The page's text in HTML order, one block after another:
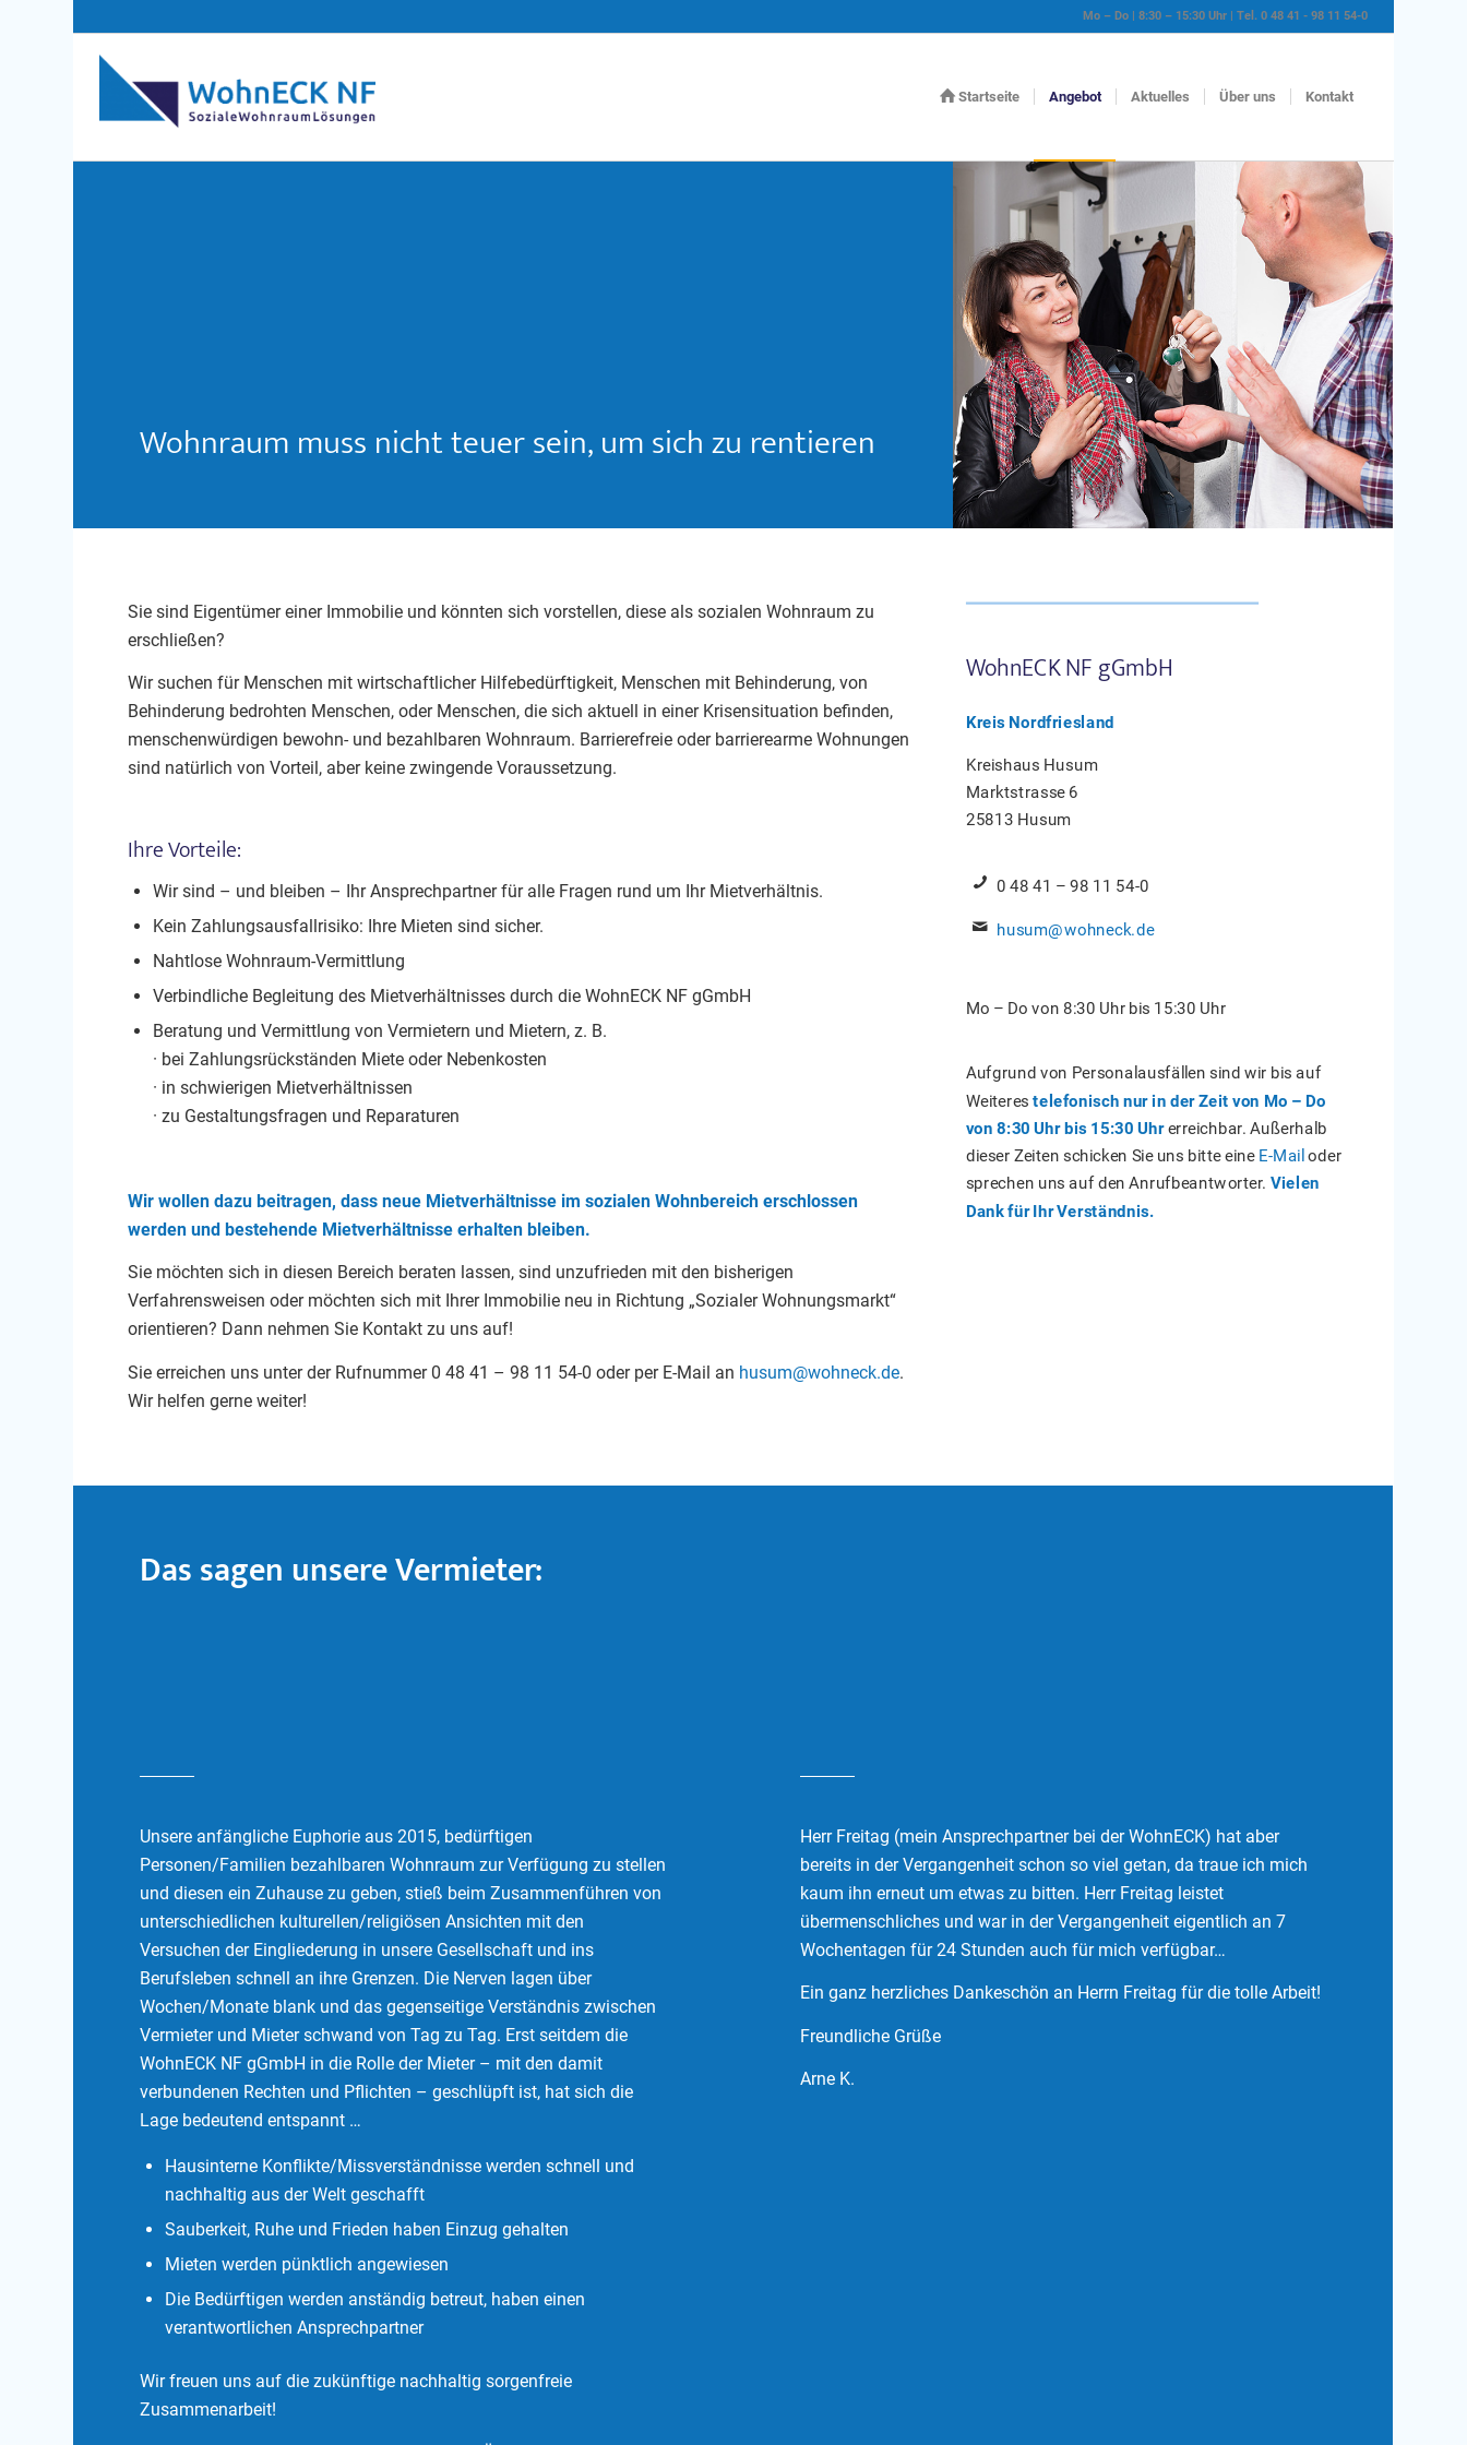
Mo – Do | 8:30 – 15:30 Uhr | Tel. 0 48 41 - 98 11 54-0
Startseite Angebot Aktuelles Über uns Kontakt
Wohnraum muss nicht teuer sein, um sich zu rentieren
Sie sind Eigentümer einer Immobilie und könnten sich vorstellen, diese als sozialen Wohnraum zu
erschließen?
Wir suchen für Menschen mit wirtschaftlicher Hilfebedürftigkeit, Menschen mit Behinderung, von
Behinderung bedrohten Menschen, oder Menschen, die sich aktuell in einer Krisensituation befinden,
menschenwürdigen bewohn- und bezahlbaren Wohnraum. Barrierefreie oder barrierearme Wohnungen
sind natürlich von Vorteil, aber keine zwingende Voraussetzung.
Ihre Vorteile:
Wir sind – und bleiben – Ihr Ansprechpartner für alle Fragen rund um Ihr Mietverhältnis.
Kein Zahlungsausfallrisiko: Ihre Mieten sind sicher.
Nahtlose Wohnraum-Vermittlung
Verbindliche Begleitung des Mietverhältnisses durch die WohnECK NF gGmbH
Beratung und Vermittlung von Vermietern und Mietern, z. B.
· bei Zahlungsrückständen Miete oder Nebenkosten
· in schwierigen Mietverhältnissen
· zu Gestaltungsfragen und Reparaturen
Wir wollen dazu beitragen, dass neue Mietverhältnisse im sozialen Wohnbereich erschlossen
werden und bestehende Mietverhältnisse erhalten bleiben.
Sie möchten sich in diesen Bereich beraten lassen, sind unzufrieden mit den bisherigen
Verfahrensweisen oder möchten sich mit Ihrer Immobilie neu in Richtung „Sozialer Wohnungsmarkt“
orientieren? Dann nehmen Sie Kontakt zu uns auf!
Sie erreichen uns unter der Rufnummer 0 48 41 – 98 11 54-0 oder per E-Mail an husum@wohneck.de.
Wir helfen gerne weiter!
WohnECK NF gGmbH
Kreis Nordfriesland
Kreishaus Husum
Marktstrasse 6
25813 Husum
0 48 41 – 98 11 54-0
husum@wohneck.de
Mo – Do von 8:30 Uhr bis 15:30 Uhr
Aufgrund von Personalausfällen sind wir bis auf
Weiterestelefonisch nur in der Zeit von Mo – Do
von 8:30 Uhr bis 15:30 Uhrerreichbar. Außerhalb
dieser Zeiten schicken Sie uns bitte eine E-Mail oder
sprechen uns auf den Anrufbeantworter.Vielen
Dank für Ihr Verständnis.
Das sagen unsere Vermieter:
Unsere anfängliche Euphorie aus 2015, bedürftigen
Personen/Familien bezahlbaren Wohnraum zur Verfügung zu stellen
und diesen ein Zuhause zu geben, stieß beim Zusammenführen von
unterschiedlichen kulturellen/religiösen Ansichten mit den
Versuchen der Eingliederung in unsere Gesellschaft und ins
Berufsleben schnell an ihre Grenzen. Die Nerven lagen über
Wochen/Monate blank und das gegenseitige Verständnis zwischen
Vermieter und Mieter schwand von Tag zu Tag. Erst seitdem die
WohnECK NF gGmbH in die Rolle der Mieter – mit den damit
verbundenen Rechten und Pflichten – geschlüpft ist, hat sich die
Lage bedeutend entspannt …
Hausinterne Konflikte/Missverständnisse werden schnell und
nachhaltig aus der Welt geschafft
Sauberkeit, Ruhe und Frieden haben Einzug gehalten
Mieten werden pünktlich angewiesen
Die Bedürftigen werden anständig betreut, haben einen
verantwortlichen Ansprechpartner
Wir freuen uns auf die zukünftige nachhaltig sorgenfreie
Zusammenarbeit!
Herr Freitag (mein Ansprechpartner bei der WohnECK) hat aber
bereits in der Vergangenheit schon so viel getan, da traue ich mich
kaum ihn erneut um etwas zu bitten. Herr Freitag leistet
übermenschliches und war in der Vergangenheit eigentlich an 7
Wochentagen für 24 Stunden auch für mich verfügbar…
Ein ganz herzliches Dankeschön an Herrn Freitag für die tolle Arbeit!
Freundliche Grüße
Arne K.